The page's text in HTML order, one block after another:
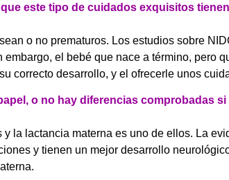
este tipo de cuidados exquisitos
o no prematuros. Los estudios sobre
el bebé que nace a término, pero
correcto desarrollo, y el ofrecerle unos
o no hay diferencias comprobadas
la lactancia materna es uno de ellos. La
y tienen un mejor desarrollo